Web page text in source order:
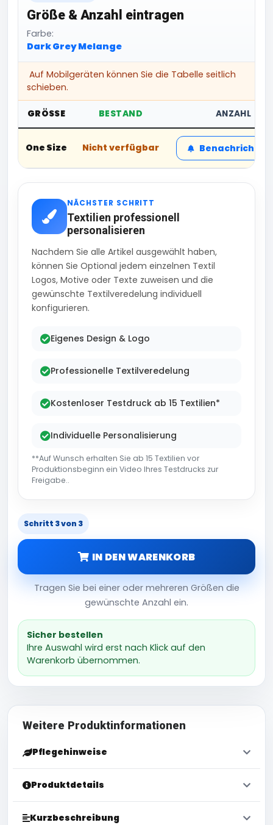
Größe & Anzahl eintragen
Farbe:
Dark Grey Melange
Auf Mobilgeräten können Sie die Tabelle seitlich
schieben.
GRÖSSE BESTAND ANZAHL
One Size Nicht verfügbar
NÄCHSTER SCHRITT
Textilien professionell
personalisieren
Nachdem Sie alle Artikel ausgewählt haben,
können Sie Optional jedem einzelnen Textil
Logos, Motive oder Texte zuweisen und die
gewünschte Textilveredelung individuell
konfigurieren.
Eigenes Design & Logo
Professionelle Textilveredelung
Kostenloser Testdruck ab 15 Textilien*
Individuelle Personalisierung
**Auf Wunsch erhalten Sie ab 15 Textilien vor
Produktionsbeginn ein Video Ihres Testdrucks zur
Freigabe..
Schritt 3 von 3
IN DEN WARENKORB
Tragen Sie bei einer oder mehreren Größen die
gewünschte Anzahl ein.
Sicher bestellen
Ihre Auswahl wird erst nach Klick auf den
Warenkorb übernommen.
Weitere Produktinformationen
Pflegehinweise
Produktdetails
Kurzbeschreibung